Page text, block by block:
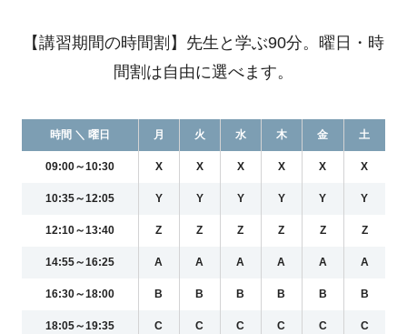
【講習期間の時間割】先生と学ぶ90分。曜日・時
間割は自由に選べます。
時間 ＼ 曜日 月 火 水 木 金 土
09:00～10:30 X X X X X X
10:35～12:05 Y Y Y Y Y Y
12:10～13:40 Z Z Z Z Z Z
14:55～16:25 A A A A A A
16:30～18:00 B B B B B B
18:05～19:35 C C C C C C